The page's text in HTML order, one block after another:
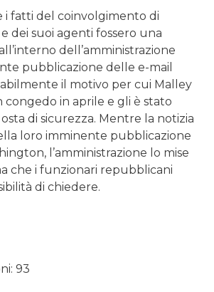
i fatti del coinvolgimento di
dei suoi agenti fossero una
dell’amministrazione
pubblicazione delle e-mail
il motivo per cui Malley
congedo in aprile e gli è stato
di sicurezza. Mentre la notizia
loro imminente pubblicazione
l’amministrazione lo mise
che i funzionari repubblicani
di chiedere.
93